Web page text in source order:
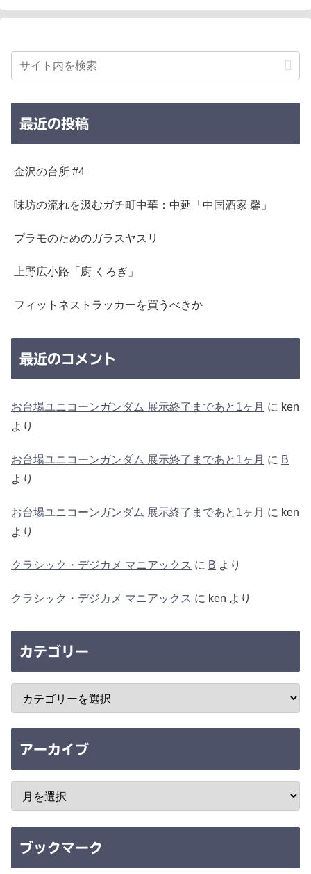
最近の投稿
金沢の台所 #4
味坊の流れを汲むガチ町中華：中延「中国酒家 馨」
プラモのためのガラスヤスリ
上野広小路「廚 くろぎ」
フィットネストラッカーを買うべきか
最近のコメント
お台場ユニコーンガンダム 展示終了まであと1ヶ月 に ken
より
お台場ユニコーンガンダム 展示終了まであと1ヶ月 に B
より
お台場ユニコーンガンダム 展示終了まであと1ヶ月 に ken
より
クラシック・デジカメ マニアックス に B より
クラシック・デジカメ マニアックス に ken より
カテゴリー
アーカイブ
ブックマーク